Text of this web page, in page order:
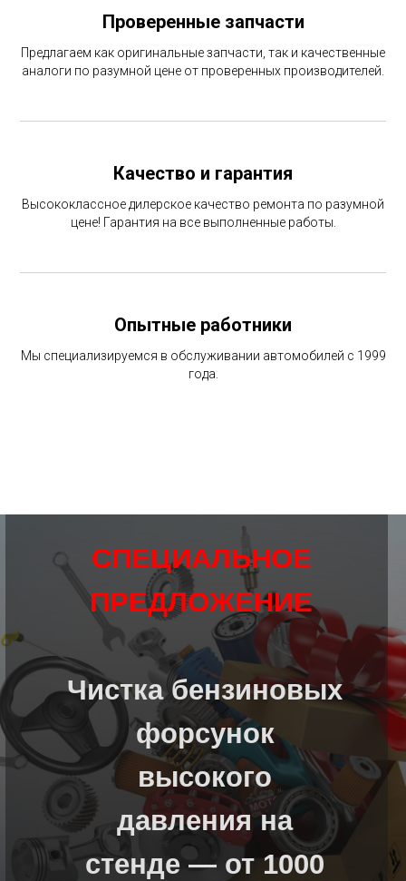
Проверенные запчасти
Предлагаем как оригинальные запчасти, так и качественные
аналоги по разумной цене от проверенных производителей.
Качество и гарантия
Высококлассное дилерское качество ремонта по разумной
цене! Гарантия на все выполненные работы.
Опытные работники
Мы специализируемся в обслуживании автомобилей с 1999
года.
Чистка бензиновых
форсунок
высокого
давления на
стенде — от 1000
СПЕЦИАЛЬНОЕ
ПРЕДЛОЖЕНИЕ